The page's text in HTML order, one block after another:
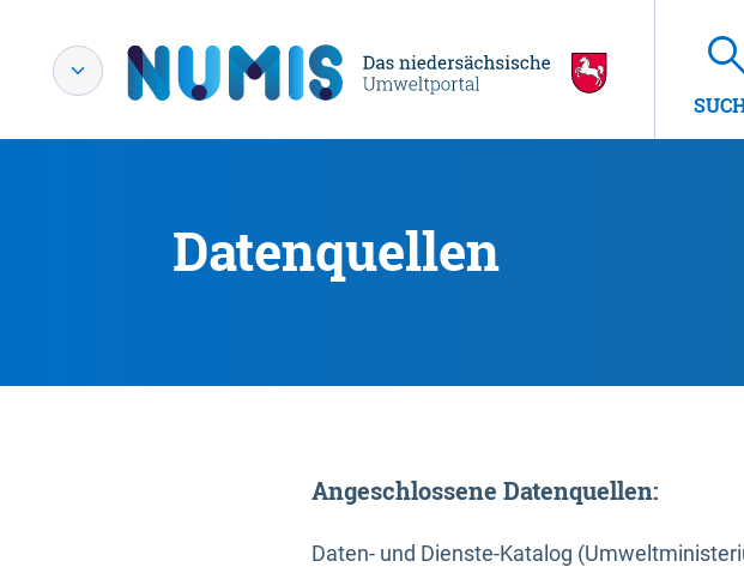
Datenquellen
Angeschlossene Datenquellen:
Daten- und Dienste-Katalog